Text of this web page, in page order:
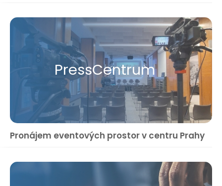
Press​Centrum
Pronájem eventových prostor v centru Prahy